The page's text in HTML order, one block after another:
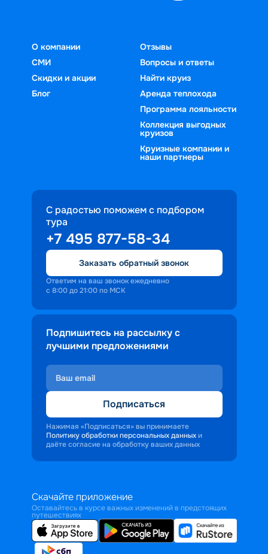
О компании
СМИ
Скидки и акции
Блог
Отзывы
Вопросы и ответы
Найти круиз
Аренда теплохода
Программа лояльности
Коллекция выгодных
круизов
Круизные компании и
наши партнеры
С радостью поможем с подбором
тура
+7 495 877-58-34
Заказать обратный звонок
Ответим на ваш звонок ежедневно
с 8:00 до 21:00 по МСК
Подпишитесь на рассылку с
лучшими предложениями
Подписаться
Нажимая «Подписаться» вы принимаете
Политику обработки персональных данных и
даёте согласие на обработку ваших данных
Скачайте приложение
Оставайтесь в курсе важных изменений в предстоящих
путешествиях